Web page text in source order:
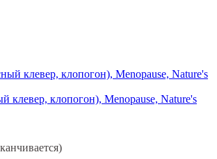
клевер, клопогон), Menopause, Nature's